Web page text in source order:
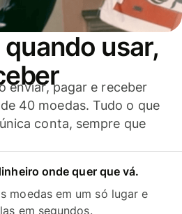
usar,
enviar, pagar e receber
40 moedas. Tudo o que
conta, sempre que
onde quer que vá.
moedas em um só lugar e
em segundos.